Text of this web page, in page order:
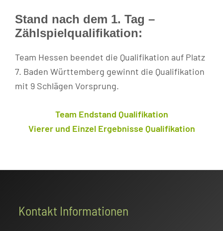
Stand nach dem 1. Tag –
Zählspielqualifikation:
Team Hessen beendet die Qualifikation auf Platz
7. Baden Württemberg gewinnt die Qualifikation
mit 9 Schlägen Vorsprung.
Team Endstand Qualifikation
Vierer und Einzel Ergebnisse Qualifikation
FooterKontakt Informationen